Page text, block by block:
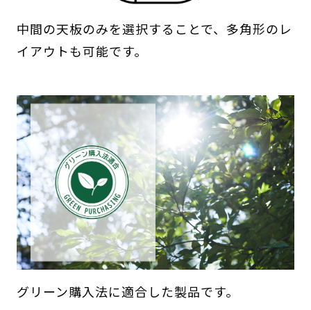
中間の天板のみを選択することで、多角形のレ
イアウトも可能です。
グリーン購入法に適合した製品です。